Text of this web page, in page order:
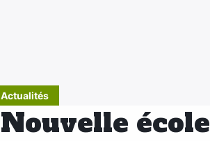
Actualités
Nouvelle école